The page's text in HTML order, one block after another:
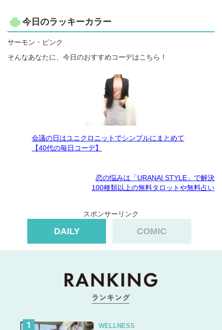
今日のラッキーカラー
サーモン・ピンク
そんなあなたに、今日のおすすめコーデはこちら！
会議の日はユニクロニットでシンプルにまとめて
【40代の毎日コーデ】
恋の悩みは「URANAI STYLE」で解決
100種類以上の無料タロットや無料占い
スポンサーリンク
DAILY COMIC
WELLNESS